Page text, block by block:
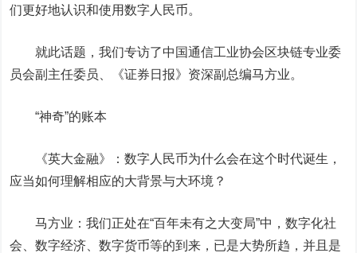
们更好地认识和使用数字人民币。
就此话题，我们专访了中国通信工业协会区块链专业委
员会副主任委员、《证券日报》资深副总编马方业。
“神奇”的账本
《英大金融》：数字人民币为什么会在这个时代诞生，
应当如何理解相应的大背景与大环境？
马方业：我们正处在“百年未有之大变局”中，数字化社
会、数字经济、数字货币等的到来，已是大势所趋，并且是